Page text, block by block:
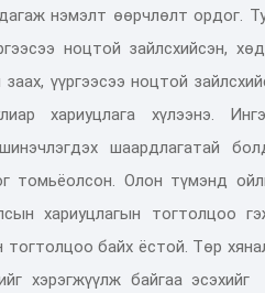
нэмэлт өөрчлөлт ордог.
ноцтой зайлсхийсэн,
заах, үүргээсээ ноцтой
хариуцлага хүлээнэ.
шинэчлэгдэх шаардлагатай
г томьёолсон. Олон түмэнд
хариуцлагын тогтолцоо
тогтолцоо байх ёстой. Төр
хэрэгжүүлжбайгаа эсэхийг